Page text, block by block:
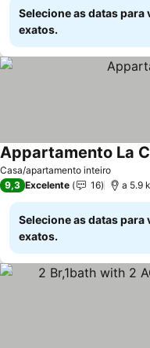
Selecione as datas para
exatos.
Casa/apartamento inteiro
Appartamento La
9,3 Excelente 16 a 5.9
Selecione as datas para
exatos.